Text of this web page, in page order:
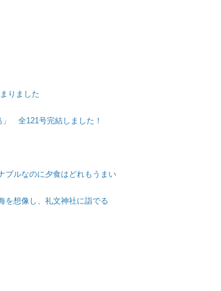
りました
」 全121号完結しました！
ブルなのに夕食はどれもうまい
を想像し、礼文神社に詣でる